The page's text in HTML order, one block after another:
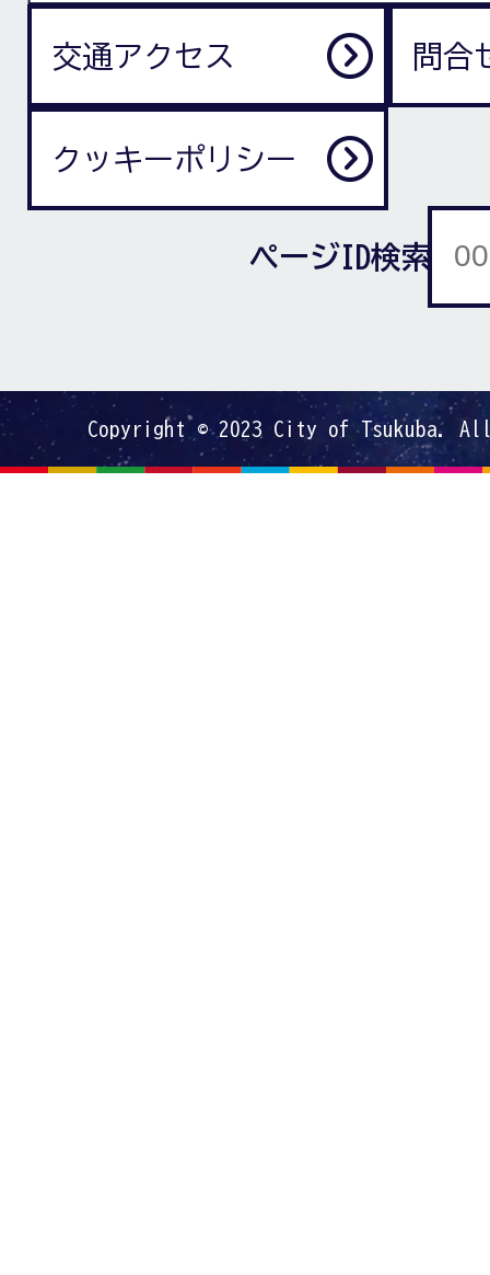
交通アクセス 問合
クッキーポリシー
ページID検索
Copyright © 2023 City of Tsukuba.